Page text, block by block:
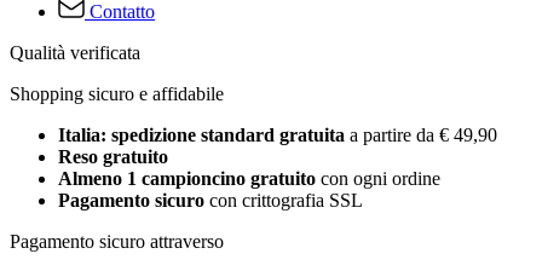
Contatto
Qualità verificata
Shopping sicuro e affidabile
Italia: spedizione standard gratuita a partire da € 49,90
Reso gratuito
Almeno 1 campioncino gratuito con ogni ordine
Pagamento sicuro con crittografia SSL
Pagamento sicuro attraverso